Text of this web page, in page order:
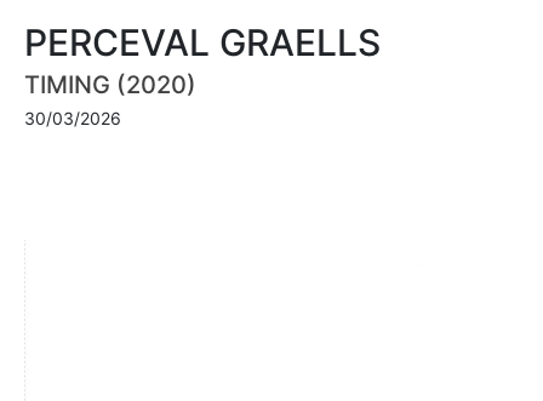
PERCEVAL GRAELLS
TIMING (2020)
30/03/2026